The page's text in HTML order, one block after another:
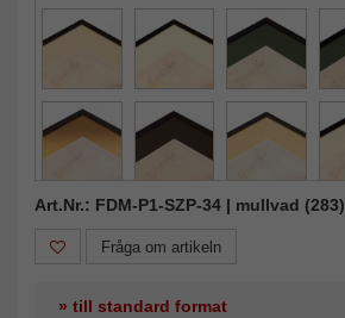
Art.Nr.: FDM-P1-SZP-34 | mullvad (283)
Fråga om artikeln
» till standard format